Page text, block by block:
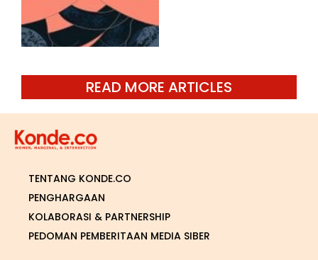
READ MORE ARTICLES
TENTANG KONDE.CO
PENGHARGAAN
KOLABORASI & PARTNERSHIP
PEDOMAN PEMBERITAAN MEDIA SIBER